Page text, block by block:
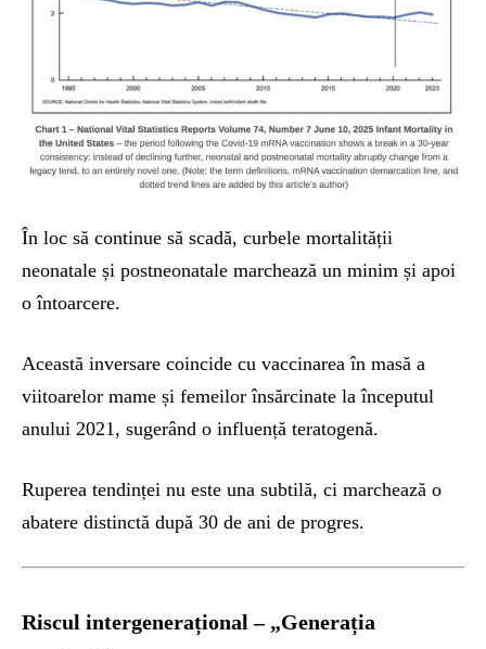
În loc să continue să scadă, curbele mortalității
neonatale și postneonatale marchează un minim și apoi
o întoarcere.
Această inversare coincide cu vaccinarea în masă a
viitoarelor mame și femeilor însărcinate la începutul
anului 2021, sugerând o influență teratogenă.
Ruperea tendinței nu este una subtilă, ci marchează o
abatere distinctă după 30 de ani de progres.
Riscul intergenerațional – „Generația